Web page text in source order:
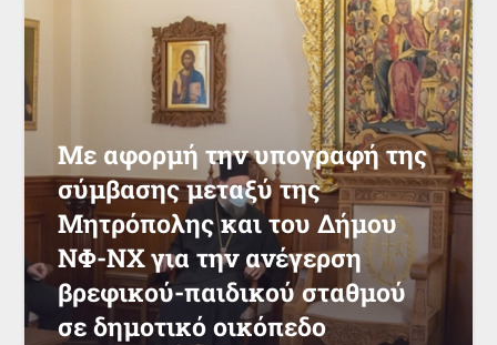
Με αφορμή την υπογραφή της
σύμβασης μεταξύ της
Μητρόπολης και του Δήμου
ΝΦ-ΝΧ για την ανέγερση
βρεφικού-παιδικού σταθμού
σε δημοτικό οικόπεδο